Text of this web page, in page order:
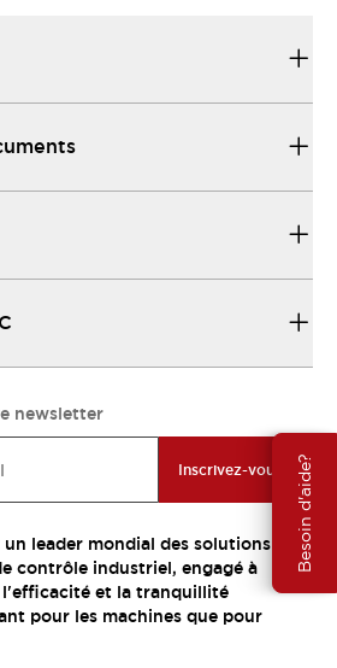
Besoin d'aide?
newsletter
Inscrivez-vous
leader mondial des solutions
contrôle industriel, engagé à
et la tranquillité
pour les machines que pour